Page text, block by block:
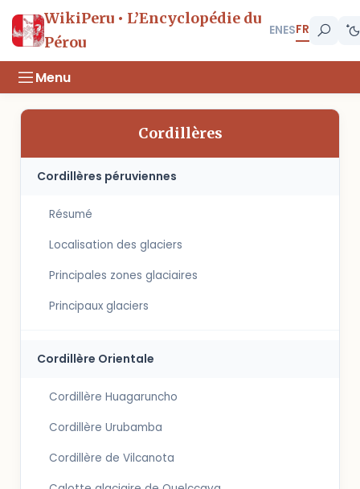
WikiPeru • L’Encyclopédie du
Pérou
ENESFR
Menu
Cordillères
Cordillères péruviennes
Résumé
Localisation des glaciers
Principales zones glaciaires
Principaux glaciers
Cordillère Orientale
Cordillère Huagaruncho
Cordillère Urubamba
Cordillère de Vilcanota